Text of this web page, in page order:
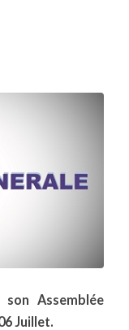
son Assemblée
Juillet.